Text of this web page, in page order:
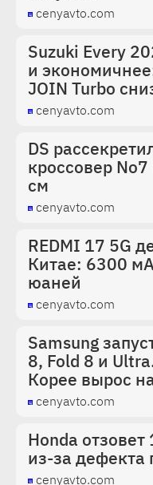
cenyavto.com
Suzuki Every
и
JOIN Turbo
cenyavto.com
DS
кроссовер
см
cenyavto.com
REDMI 17 5G
Китае: 6300
юаней
cenyavto.com
Samsung
8, Fold 8 и
Корее вырос
cenyavto.com
Honda
из-за дефекта
cenyavto.com